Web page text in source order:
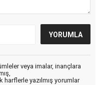
veya imalar, inançlara
harflerle yazılmış yorumlar